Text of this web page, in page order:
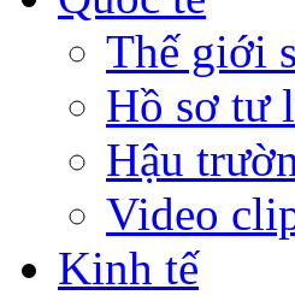
Thế giới
Hồ sơ tư
Hậu
Video
Kinh tế